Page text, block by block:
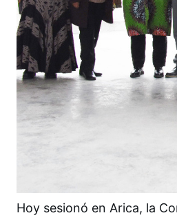
Hoy sesionó en Arica, la